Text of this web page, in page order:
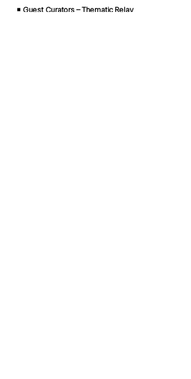
￭ Guest Curators – Thematic Relay